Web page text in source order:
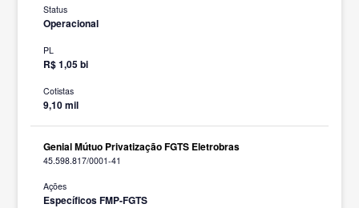
Status
Operacional
PL
R$ 1,05 bi
Cotistas
9,10 mil
Genial Mútuo Privatização FGTS Eletrobras
45.598.817/0001-41
Ações
Específicos FMP-FGTS